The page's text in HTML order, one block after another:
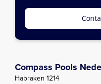
Compass Pools
Habraken 1214